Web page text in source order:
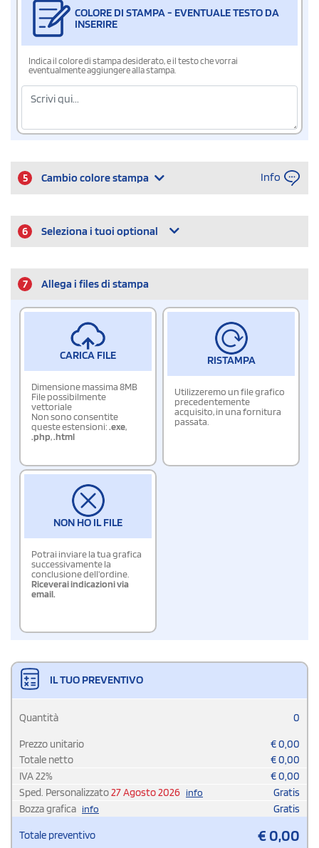
COLORE DI STAMPA - EVENTUALE TESTO DA
INSERIRE
Indica il colore di stampa desiderato, e il testo che vorrai
eventualmente aggiungere alla stampa.
5 Cambio colore stampa Info
6 Seleziona i tuoi optional
7 Allega i files di stampa
CARICA FILE
Dimensione massima 8MB
File possibilmente
vettoriale
Non sono consentite
queste estensioni:.exe,
.php,.html
RISTAMPA
Utilizzeremo un file grafico
precedentemente
acquisito, in una fornitura
passata.
NON HO IL FILE
Potrai inviare la tua grafica
successivamente la
conclusione dell'ordine.
Riceverai indicazioni via
email.
IL TUO PREVENTIVO
Quantità 0
Prezzo unitario €0,00
Totale netto
€0,00
IVA22% €0,00
Sped. Personalizzato27 Agosto 2026 info
Gratis
Bozza grafica info Gratis
Totale preventivo €0,00